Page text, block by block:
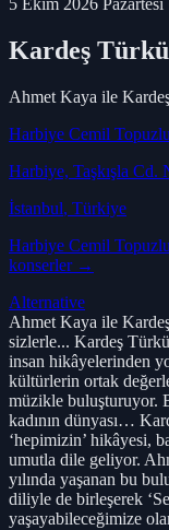
5 Ekim 2026 Pazartesi
Kardeş
Ahmet Kaya ile
Harbiye Cemil
Harbiye, Taşkışla Cd.
İstanbul, Türkiye
Harbiye Cemil
konserler →
Alternative
Ahmet Kaya ile
sizlerle... Kardeş
insan hikâyelerinden
kültürlerin ortak
müzikle buluşturuyor.
kadının dünyası…
‘hepimizin’ hikâyesi,
umutla dile geliyor.
yılında yaşanan bu
diliyle de birleşerek
yaşayabileceğimize